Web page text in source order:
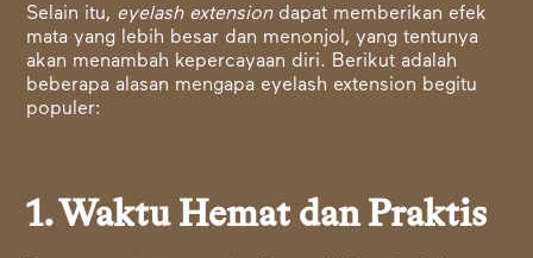
Selain itu, eyelash extensiondapat memberikan efek
mata yang lebih besar dan menonjol, yang tentunya
akan menambah kepercayaan diri. Berikut adalah
beberapa alasan mengapa eyelash extension begitu
populer:
1. Waktu Hemat dan Praktis